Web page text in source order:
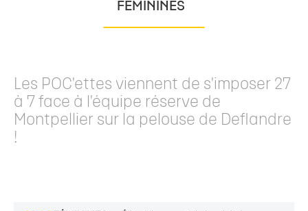
FÉMININES
Les POC'ettes viennent de s'imposer 27
à 7 face à l'équipe réserve de
Montpellier sur la pelouse de Deflandre
!